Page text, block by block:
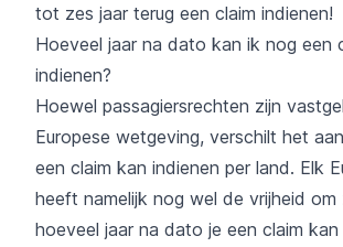
tot zes jaar terug een claim indienen!
Hoeveel jaar na dato kan ik nog een
indienen?
Hoewel passagiersrechten zijn
Europese wetgeving, verschilt het
een claim kan indienen per land. Elk
heeft namelijk nog wel de vrijheid
hoeveel jaar na dato je een claim kan